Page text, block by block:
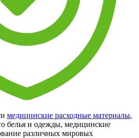
медицинские расходные материалы,
белья и одежды, медицинские
различных мировых